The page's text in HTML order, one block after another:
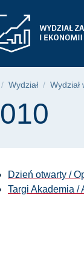
Wydział Wydział
Dzień otwarty /
Targi Akademia /